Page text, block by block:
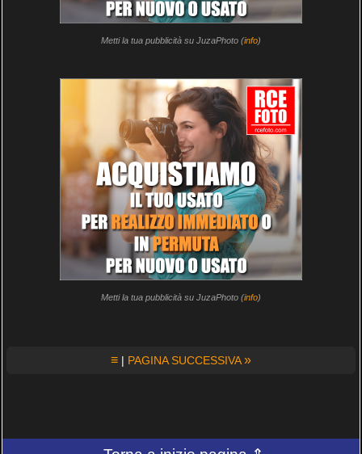
Metti la tua pubblicità su JuzaPhoto (info)
Metti la tua pubblicità su JuzaPhoto (info)
≡ | PAGINA SUCCESSIVA»